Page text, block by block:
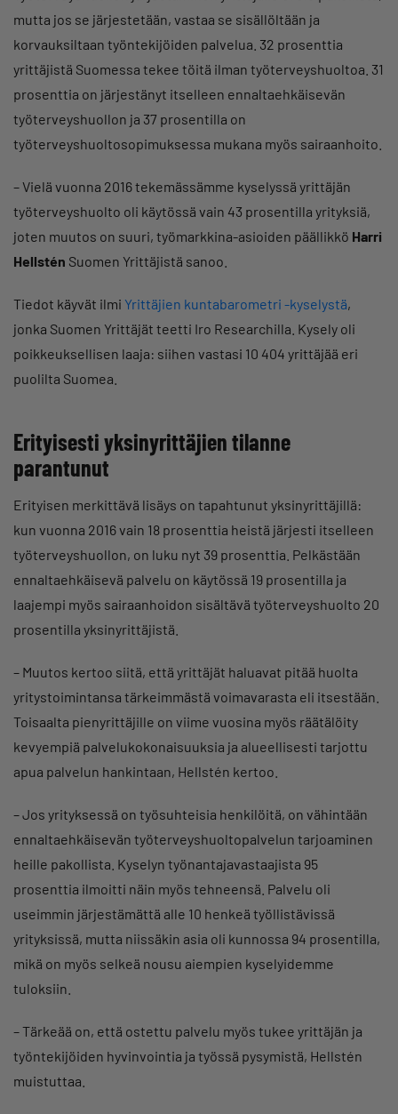
mutta jos se järjestetään, vastaa se sisällöltään ja
korvauksiltaan työntekijöiden palvelua. 32 prosenttia
yrittäjistä Suomessa tekee töitä ilman työterveyshuoltoa. 31
prosenttia on järjestänyt itselleen ennaltaehkäisevän
työterveyshuollon ja 37 prosentilla on
työterveyshuoltosopimuksessa mukana myös sairaanhoito.
– Vielä vuonna 2016 tekemässämme kyselyssä yrittäjän
työterveyshuolto oli käytössä vain 43 prosentilla yrityksiä,
joten muutos on suuri, työmarkkina-asioiden päällikkö Harri
Hellstén Suomen Yrittäjistä sanoo.
Tiedot käyvät ilmi Yrittäjien kuntabarometri -kyselystä,
jonka Suomen Yrittäjät teetti Iro Researchilla. Kysely oli
poikkeuksellisen laaja: siihen vastasi 10 404 yrittäjää eri
puolilta Suomea.
Erityisesti yksinyrittäjien tilanne
parantunut
Erityisen merkittävä lisäys on tapahtunut yksinyrittäjillä:
kun vuonna 2016 vain 18 prosenttia heistä järjesti itselleen
työterveyshuollon, on luku nyt 39 prosenttia. Pelkästään
ennaltaehkäisevä palvelu on käytössä 19 prosentilla ja
laajempi myös sairaanhoidon sisältävä työterveyshuolto 20
prosentilla yksinyrittäjistä.
– Muutos kertoo siitä, että yrittäjät haluavat pitää huolta
yritystoimintansa tärkeimmästä voimavarasta eli itsestään.
Toisaalta pienyrittäjille on viime vuosina myös räätälöity
kevyempiä palvelukokonaisuuksia ja alueellisesti tarjottu
apua palvelun hankintaan, Hellstén kertoo.
– Jos yrityksessä on työsuhteisia henkilöitä, on vähintään
ennaltaehkäisevän työterveyshuoltopalvelun tarjoaminen
heille pakollista. Kyselyn työnantajavastaajista 95
prosenttia ilmoitti näin myös tehneensä. Palvelu oli
useimmin järjestämättä alle 10 henkeä työllistävissä
yrityksissä, mutta niissäkin asia oli kunnossa 94 prosentilla,
mikä on myös selkeä nousu aiempien kyselyidemme
tuloksiin.
– Tärkeää on, että ostettu palvelu myös tukee yrittäjän ja
työntekijöiden hyvinvointia ja työssä pysymistä, Hellstén
muistuttaa.